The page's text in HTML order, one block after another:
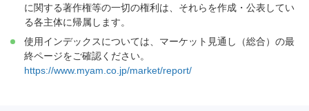
に関する著作権等の一切の権利は、それらを作成・公表してい
る各主体に帰属します。
使用インデックスについては、マーケット見通し（総合）の最
終ページをご確認ください。
https://www.myam.co.jp/market/report/